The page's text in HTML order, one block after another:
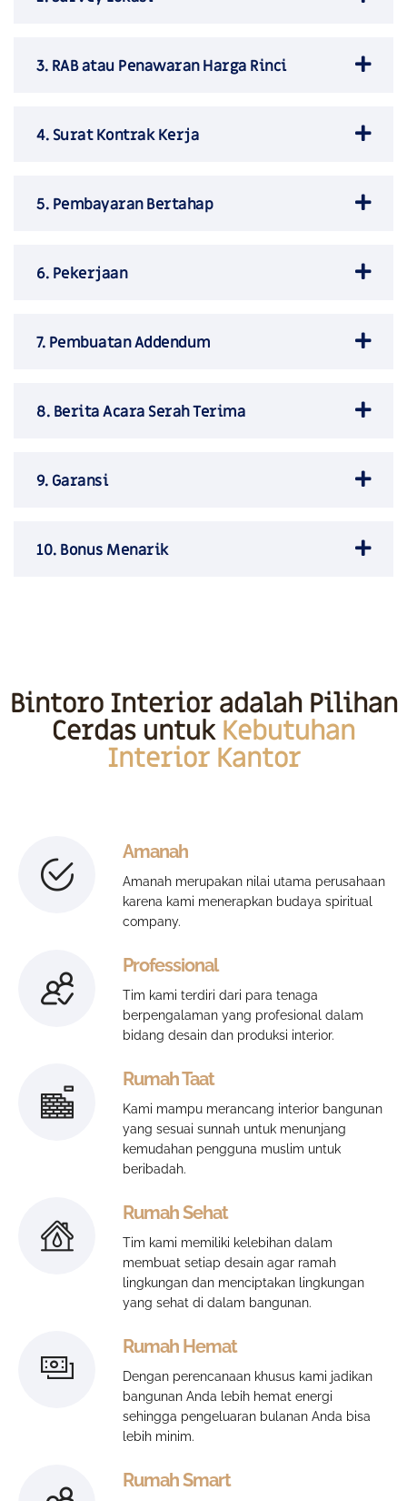
3. RAB atau Penawaran Harga Rinci
4. Surat Kontrak Kerja
5. Pembayaran Bertahap
6. Pekerjaan
7. Pembuatan Addendum
8. Berita Acara Serah Terima
9. Garansi
10. Bonus Menarik
Bintoro Interior adalah Pilihan
Cerdas untuk Kebutuhan
Interior Kantor
Amanah
Amanah merupakan nilai utama perusahaan
karena kami menerapkan budaya spiritual
company.
Professional
Tim kami terdiri dari para tenaga
berpengalaman yang profesional dalam
bidang desain dan produksi interior.
Rumah Taat
Kami mampu merancang interior bangunan
yang sesuai sunnah untuk menunjang
kemudahan pengguna muslim untuk
beribadah.
Rumah Sehat
Tim kami memiliki kelebihan dalam
membuat setiap desain agar ramah
lingkungan dan menciptakan lingkungan
yang sehat di dalam bangunan.
Rumah Hemat
Dengan perencanaan khusus kami jadikan
bangunan Anda lebih hemat energi
sehingga pengeluaran bulanan Anda bisa
lebih minim.
Rumah Smart